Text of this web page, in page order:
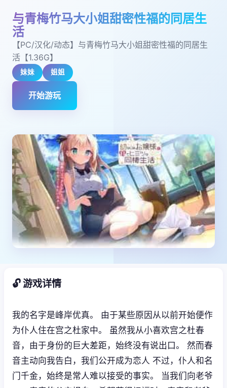
与青梅竹马大小姐甜密性福的同居生
活
【PC/汉化/动态】与青梅竹马大小姐甜密性福的同居生
活【1.36G】
妹妹 姐姐
开始游玩
🔓 游戏详情
我的名字是峰岸优真。 由于某些原因从以前开始便作
为仆人住在宫之杜家中。 虽然我从小喜欢宫之杜春
音，由于身份的巨大差距，始终没有说出口。 然而春
音主动向我告白，我们公开成为恋人 不过，仆人和名
门千金，始终是常人难以接受的事实。 当我们向老爷